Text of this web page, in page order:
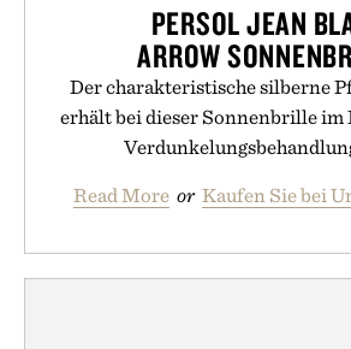
PERSOL JEAN
ARROW
Der charakteristische silberne
erhält bei dieser Sonnenbrille
Read More or Kaufen Sie bei